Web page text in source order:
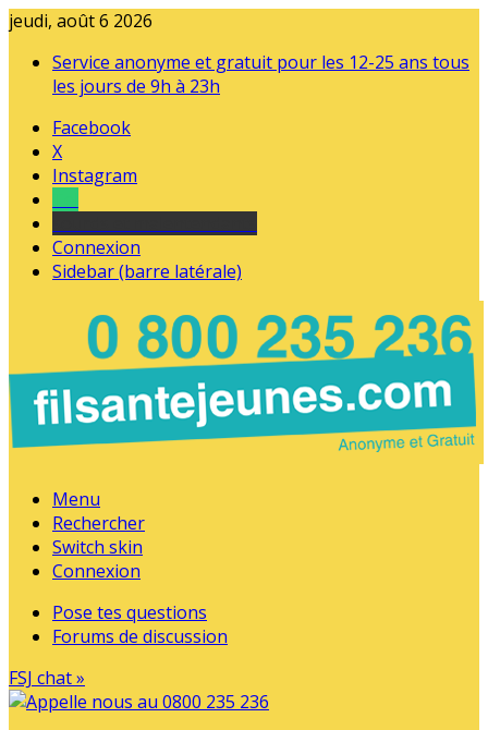
jeudi, août 6 2026
Service anonyme et gratuit pour les 12-25 ans tous
les jours de 9h à 23h
Facebook
X
Instagram
Connexion
Sidebar (barre latérale)
Menu
Rechercher
Switch skin
Connexion
Pose tes questions
Forums de discussion
FSJ chat »